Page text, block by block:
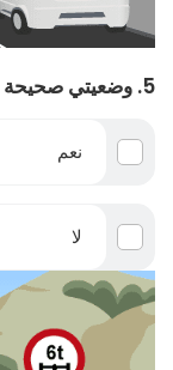
5. وضعيتي صحيحة :
نعم
لا